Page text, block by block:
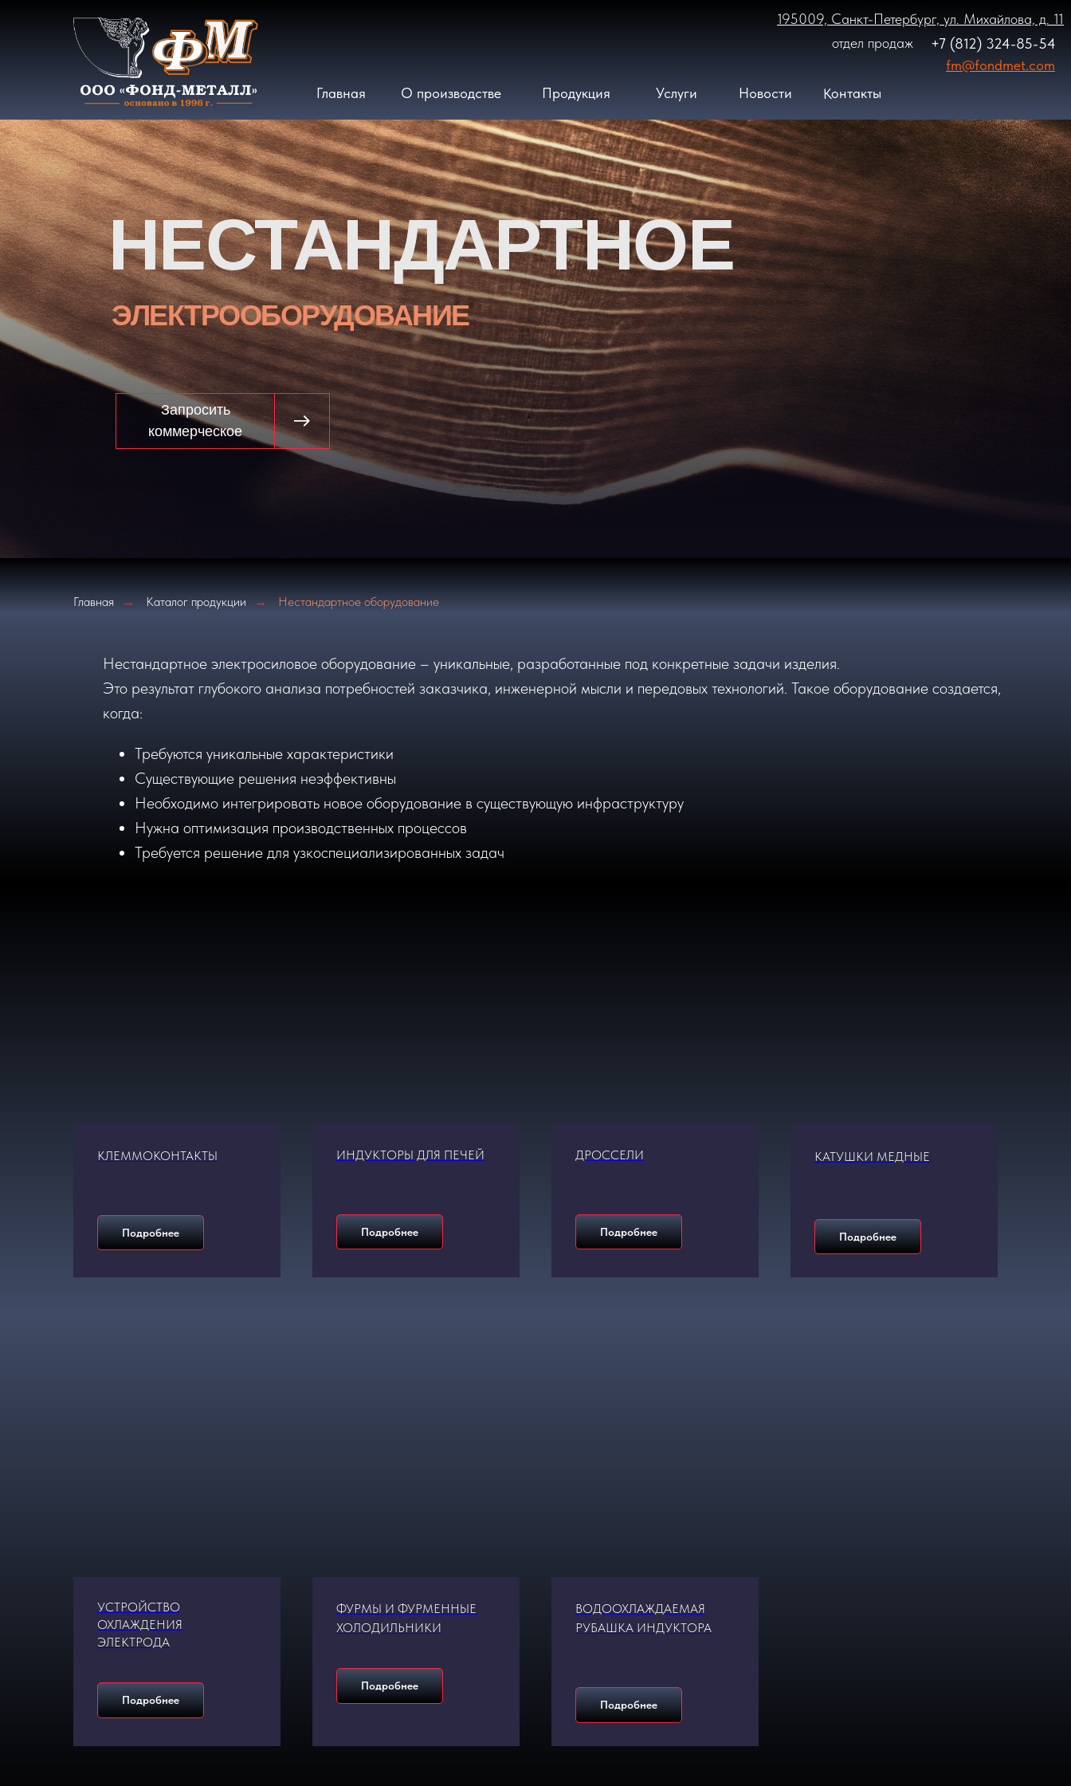
+7 (812) 324-85-54
fm@fondmet.com
195009, Санкт-Петербург, ул. Михайлова, д. 11
О производстве
Главная Продукция Контакты
Новости
Услуги
отдел продаж
НЕСТАНДАРТНОЕ
ЭЛЕКТРООБОРУДОВАНИЕ
Запросить
коммерческое
Главная → Каталог продукции → Нестандартное оборудование
Нестандартное электросиловое оборудование – уникальные, разработанные под конкретные задачи изделия.
Это результат глубокого анализа потребностей заказчика, инженерной мысли и передовых технологий. Такое оборудование создается,
когда:
Требуются уникальные характеристики
Существующие решения неэффективны
Необходимо интегрировать новое оборудование в существующую инфраструктуру
Нужна оптимизация производственных процессов
Требуется решение для узкоспециализированных задач
КЛЕММОКОНТАКТЫ
Подробнее
ИНДУКТОРЫ ДЛЯ ПЕЧЕЙ
Подробнее
ДРОССЕЛИ
Подробнее
КАТУШКИ МЕДНЫЕ
Подробнее
УСТРОЙСТВО
ОХЛАЖДЕНИЯ
ЭЛЕКТРОДА
Подробнее
ФУРМЫ И ФУРМЕННЫЕ
ХОЛОДИЛЬНИКИ
Подробнее
ВОДООХЛАЖДАЕМАЯ
РУБАШКА ИНДУКТОРА
Подробнее